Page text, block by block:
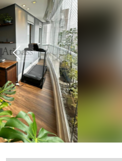
Ouvidoria
Contato
Previous